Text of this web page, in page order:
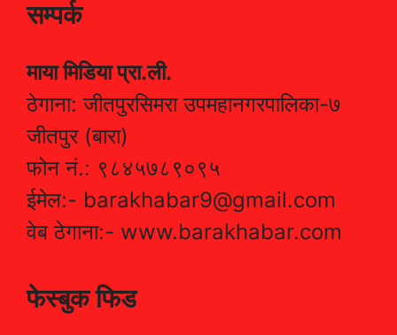
सम्पर्क
माया मिडिया प्रा.ली.
ठेगाना: जीतपुरसिमरा उपमहानगरपालिका-७
जीतपुर (बारा)
फोन नं.: ९८४५७८९०९५
ईमेल:- barakhabar9@gmail.com
वेब ठेगाना:- www.barakhabar.com
फेस्बुक फिड